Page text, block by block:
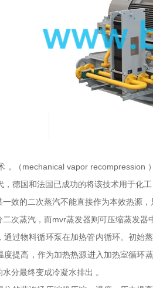
，（mechanical vapor recompression
德国和法国已成功的将该技术用于化
效的二次蒸汽不能直接作为本效热源
次蒸汽，而mvr蒸发器则可压缩蒸发器
通过物料循环泵在加热管内循环。初始
度提高，作为加热热源进入加热室循环
分最终变成冷凝水排出 。